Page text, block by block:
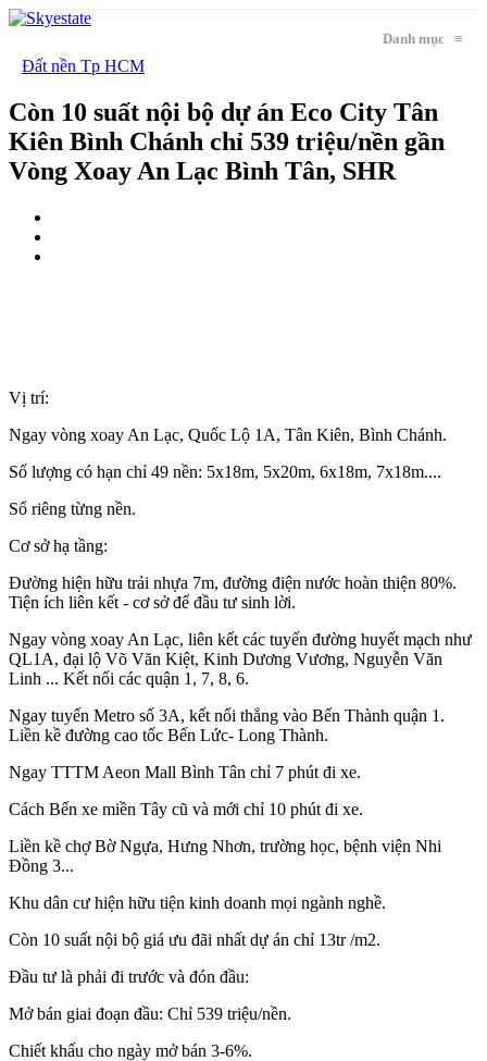
Danh mục ≡
Đất nền Tp HCM
Còn 10 suất nội bộ dự án Eco City Tân
Kiên Bình Chánh chỉ 539 triệu/nền gần
Vòng Xoay An Lạc Bình Tân, SHR
Vị trí:
Ngay vòng xoay An Lạc, Quốc Lộ 1A, Tân Kiên, Bình Chánh.
Số lượng có hạn chỉ 49 nền: 5x18m, 5x20m, 6x18m, 7x18m....
Sổ riêng từng nền.
Cơ sở hạ tầng:
Đường hiện hữu trải nhựa 7m, đường điện nước hoàn thiện 80%.
Tiện ích liên kết - cơ sở để đầu tư sinh lời.
Ngay vòng xoay An Lạc, liên kết các tuyến đường huyết mạch như
QL1A, đại lộ Võ Văn Kiệt, Kinh Dương Vương, Nguyễn Văn
Linh ... Kết nối các quận 1, 7, 8, 6.
Ngay tuyến Metro số 3A, kết nối thẳng vào Bến Thành quận 1.
Liền kề đường cao tốc Bến Lức- Long Thành.
Ngay TTTM Aeon Mall Bình Tân chỉ 7 phút đi xe.
Cách Bến xe miền Tây cũ và mới chỉ 10 phút đi xe.
Liền kề chợ Bờ Ngựa, Hưng Nhơn, trường học, bệnh viện Nhi
Đồng 3...
Khu dân cư hiện hữu tiện kinh doanh mọi ngành nghề.
Còn 10 suất nội bộ giá ưu đãi nhất dự án chỉ 13tr /m2.
Đầu tư là phải đi trước và đón đầu:
Mở bán giai đoạn đầu: Chỉ 539 triệu/nền.
Chiết khấu cho ngày mở bán 3-6%.